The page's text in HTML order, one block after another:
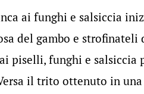
ai funghi e salsiccia
del gambo e strofinateli
piselli, funghi e salsiccia
il trito ottenuto in